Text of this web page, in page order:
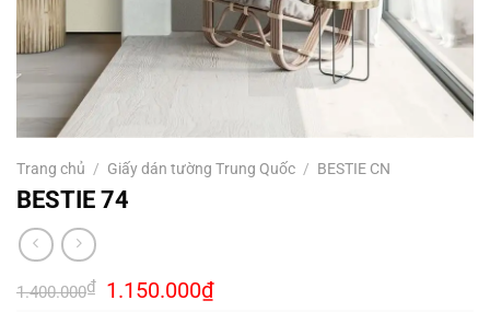
Trang chủ / Giấy dán tường Trung Quốc / BESTIE CN
BESTIE 74
1.400.000₫ Giá
gốc
1.150.000₫Giá
hiện